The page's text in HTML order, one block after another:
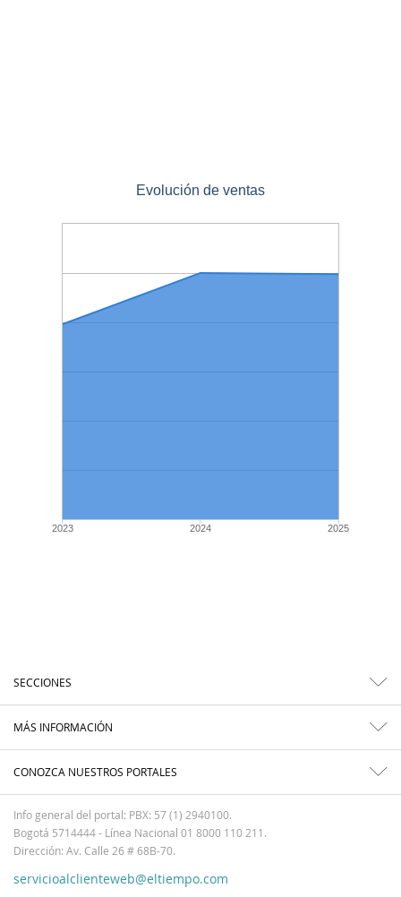
Evolución de ventas
2023 2024 2025
SECCIONES
MÁS INFORMACIÓN
CONOZCA NUESTROS PORTALES
Info general del portal: PBX: 57 (1) 2940100.
Bogotá 5714444 - Línea Nacional 01 8000 110 211.
Dirección: Av. Calle 26 # 68B-70.
servicioalclienteweb@eltiempo.com